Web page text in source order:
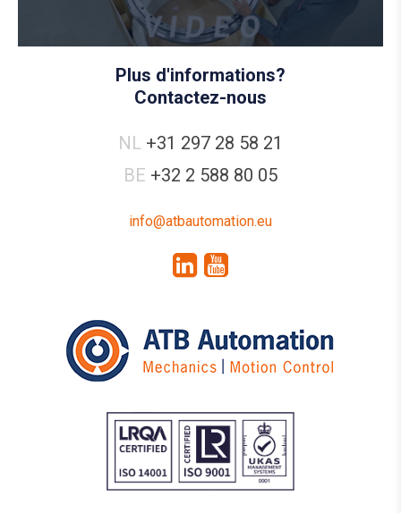
Plus d'informations?
Contactez-nous
NL +31 297 28 58 21
BE +32 2 588 80 05
info@atbautomation.eu